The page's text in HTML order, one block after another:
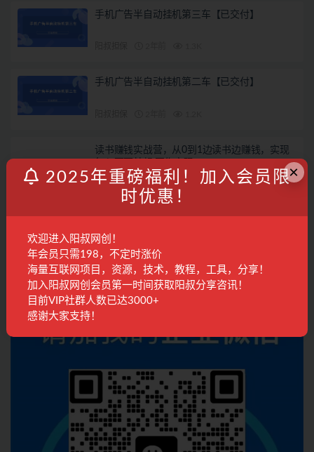
手机广告半自动挂机第三车【已交付】
手机广告半自动挂机第二车【已交付】
读书赚钱实战营，从0到1边读书边赚钱，实现
国内项目 2年前 1.6K 28
发表回复
登录...后才能评论
联系客服
×
2025年重磅福利！加入会员限
时优惠！
欢迎进入阳叔网创！
年会员只需198，不定时涨价
海量互联网项目，资源，技术，教程，工具，分享！
加入阳叔网创会员第一时间获取阳叔分享咨讯！
目前VIP社群人数已达3000+
感谢大家支持！